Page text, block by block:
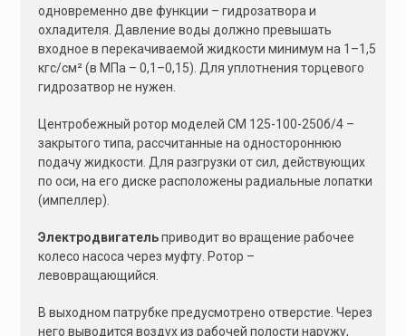
одновременно две функции – гидрозатвора и
охладителя. Давление воды должно превышать
входное в перекачиваемой жидкости минимум на 1–1,5
кгс/см² (в МПа – 0,1–0,15). Для уплотнения торцевого
гидрозатвор не нужен.
Центробежный ротор моделей СМ 125-100-250б/4 –
закрытого типа, рассчитанные на одностороннюю
подачу жидкости. Для разгрузки от сил, действующих
по оси, на его диске расположены радиальные лопатки
(импеллер).
Электродвигательприводит во вращение рабочее
колесо насоса через муфту. Ротор –
левовращающийся.
В выходном патрубке предусмотрено отверстие. Через
него выводится воздух из рабочей полости наружу,